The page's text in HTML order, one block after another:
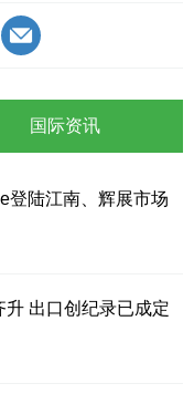
登陆江南、辉展市场
出口创纪录已成定
国际资讯